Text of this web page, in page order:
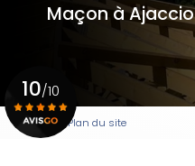
Maçon à Ajaccio
10/10
Accueil Plan du site